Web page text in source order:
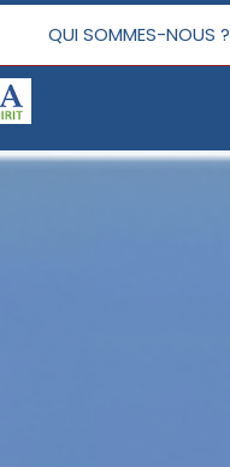
QUI SOMMES-NOUS ?